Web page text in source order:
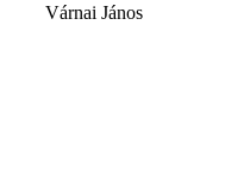
Várnai János